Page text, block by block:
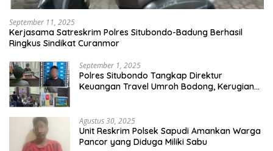
September 11, 2025
Kerjasama Satreskrim Polres Situbondo-Badung Berhasil
Ringkus Sindikat Curanmor
September 1, 2025
Polres Situbondo Tangkap Direktur
Keuangan Travel Umroh Bodong, Kerugian
Agustus 30, 2025
Unit Reskrim Polsek Sapudi Amankan Warga
Pancor yang Diduga Miliki Sabu